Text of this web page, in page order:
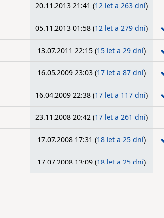
20.11.2013 21:41 (12 let a 263 dní)
05.11.2013 01:58 (12 let a 279 dní)
13.07.2011 22:15 (15 let a 29 dní)
16.05.2009 23:03 (17 let a 87 dní)
16.04.2009 22:38 (17 let a 117 dní)
23.11.2008 20:42 (17 let a 261 dní)
17.07.2008 17:31 (18 let a 25 dní)
17.07.2008 13:09 (18 let a 25 dní)